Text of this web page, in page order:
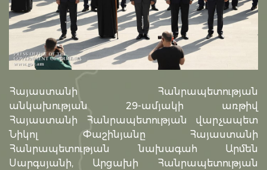
Հայաստանի Հանրապետության
անկախության 29-ամյակի առթիվ
Հայաստանի Հանրապետության վարչապետ
Նիկոլ Փաշինյանը Հայաստանի
Հանրապետության նախագահ Արմեն
Սարգսյանի, Արցախի Հանրապետության